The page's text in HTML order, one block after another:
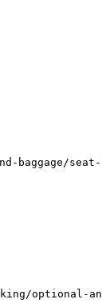
baggage/
booking/